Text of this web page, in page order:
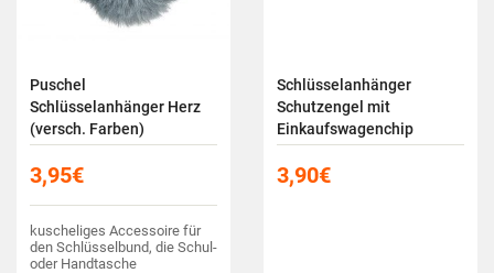
Puschel
Schlüsselanhänger Herz
(versch. Farben)
3,95€
kuscheliges Accessoire für
den Schlüsselbund, die Schul-
oder Handtasche
Schlüsselanhänger
Schutzengel mit
Einkaufswagenchip
3,90€